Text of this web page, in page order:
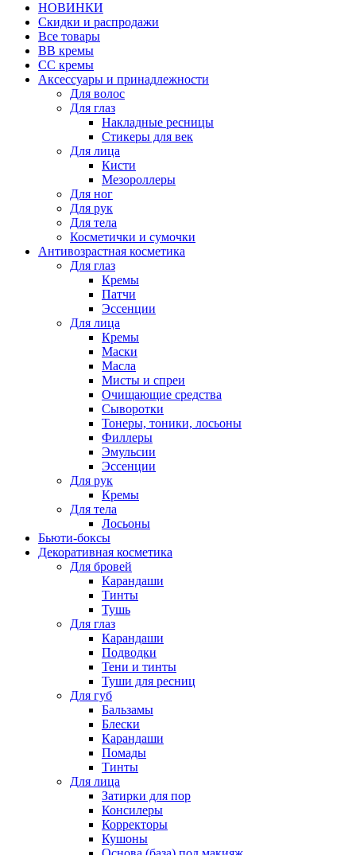
НОВИНКИ
Скидки и распродажи
Все товары
BB кремы
CC кремы
Аксессуары и принадлежности
Для волос
Для глаз
Накладные ресницы
Стикеры для век
Для лица
Кисти
Мезороллеры
Для ног
Для рук
Для тела
Косметички и сумочки
Антивозрастная косметика
Для глаз
Кремы
Патчи
Эссенции
Для лица
Кремы
Маски
Масла
Мисты и спреи
Очищающие средства
Сыворотки
Тонеры, тоники, лосьоны
Филлеры
Эмульсии
Эссенции
Для рук
Кремы
Для тела
Лосьоны
Бьюти-боксы
Декоративная косметика
Для бровей
Карандаши
Тинты
Тушь
Для глаз
Карандаши
Подводки
Тени и тинты
Туши для ресниц
Для губ
Бальзамы
Блески
Карандаши
Помады
Тинты
Для лица
Затирки для пор
Консилеры
Корректоры
Кушоны